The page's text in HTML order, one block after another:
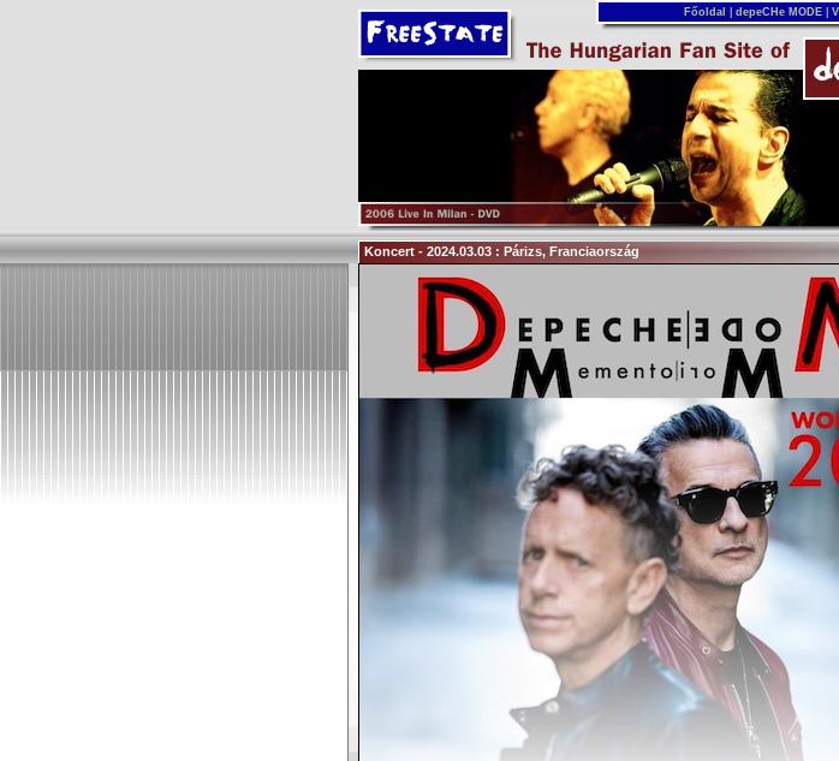
Főoldal depeCHe MODE
Koncert - 2024.03.03 : Párizs, Franciaország